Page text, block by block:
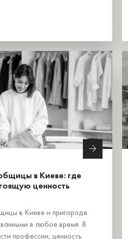
в Киеве: где
ценность
в Киеве и пригороде
в любое время. В
профессии, ценность